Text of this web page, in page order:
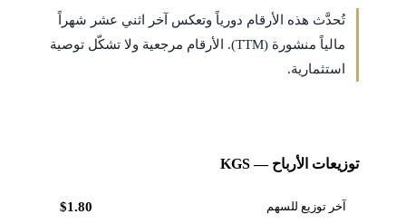
تُحدَّث هذه الأرقام دورياً وتعكس آخر اثني عشر شهراً
مالياً منشورة (TTM). الأرقام مرجعية ولا تشكّل توصية
استثمارية.
توزيعات الأرباح — KGS
آخر توزيع للسهم $1.80